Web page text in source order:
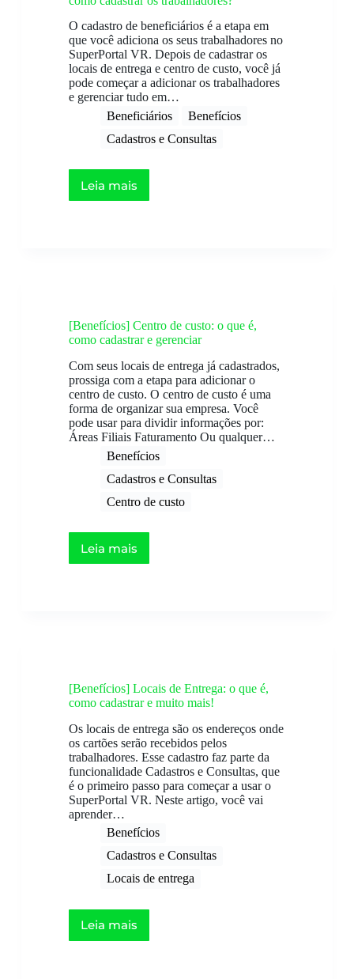
O cadastro de beneficiários é a etapa em
que você adiciona os seus trabalhadores no
SuperPortal VR. Depois de cadastrar os
locais de entrega e centro de custo, você já
pode começar a adicionar os trabalhadores
e gerenciar tudo em…
Beneficiários
Benefícios
Cadastros e Consultas
Leia mais
[Benefícios] Centro de custo: o que é,
como cadastrar e gerenciar
Com seus locais de entrega já cadastrados,
prossiga com a etapa para adicionar o
centro de custo. O centro de custo é uma
forma de organizar sua empresa. Você
pode usar para dividir informações por:
Áreas Filiais Faturamento Ou qualquer…
Benefícios
Cadastros e Consultas
Centro de custo
Leia mais
[Benefícios] Locais de Entrega: o que é,
como cadastrar e muito mais!
Os locais de entrega são os endereços onde
os cartões serão recebidos pelos
trabalhadores. Esse cadastro faz parte da
funcionalidade Cadastros e Consultas, que
é o primeiro passo para começar a usar o
SuperPortal VR. Neste artigo, você vai
aprender…
Benefícios
Cadastros e Consultas
Locais de entrega
Leia mais